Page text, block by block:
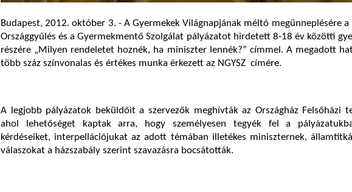
Budapest, 2012. október 3. - A Gyermekek Világnapjának méltó megünneplésére a
Országgyűlés és a Gyermekmentő Szolgálat pályázatot hirdetett 8-18 év közötti
részére „Milyen rendeletet hoznék, ha miniszter lennék?” címmel. A megadott
több száz színvonalas és értékes munka érkezett az NGYSZ címére.
A legjobb pályázatok beküldőit a szervezők meghívták az Országház Felsőházi
ahol lehetőséget kaptak arra, hogy személyesen tegyék fel a
kérdéseiket, interpellációjukat az adott témában illetékes miniszternek,
válaszokat a házszabály szerint szavazásra bocsátották.